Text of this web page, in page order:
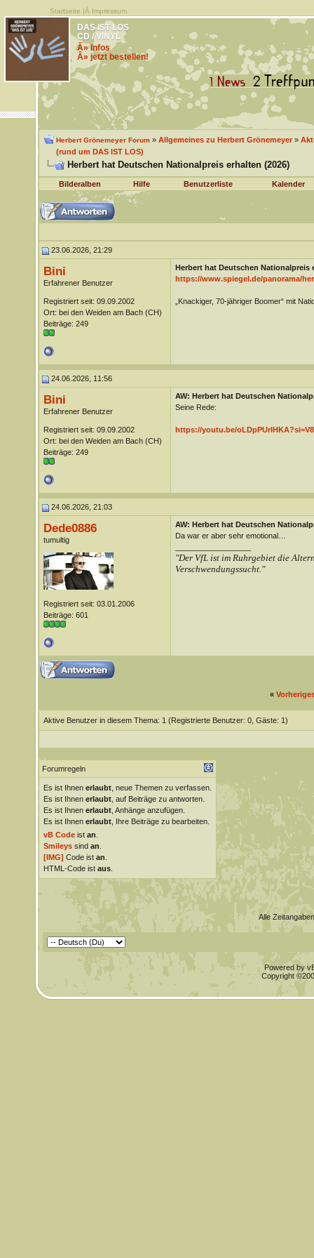
Startseite |Â Impressum
DAS IST LOS
CD / VINYL
Â» Infos
Â» jetzt bestellen!
Herbert Grönemeyer Forum» Allgemeines zu Herbert Grönemeyer»
(rund um DAS IST LOS)
Herbert hat Deutschen Nationalpreis erhalten (2026)
Bilderalben Hilfe Benutzerliste Kalender
23.06.2026, 21:29
Bini
Erfahrener Benutzer
Registriert seit: 09.09.2002
Ort: bei den Weiden am Bach (CH)
Beiträge: 249
Herbert hat Deutschen Nationalpreis
https://www.spiegel.de/panorama/
„Knackiger, 70-jähriger Boomer“ mit
24.06.2026, 11:56
Bini
Erfahrener Benutzer
Registriert seit: 09.09.2002
Ort: bei den Weiden am Bach (CH)
Beiträge: 249
AW: Herbert hat Deutschen
Seine Rede:
https://youtu.be/
24.06.2026, 21:03
Dede0886
tumultig
Registriert seit: 03.01.2006
Beiträge: 601
AW: Herbert hat Deutschen
Da war er aber sehr emotional…
"Der VfL ist im Ruhrgebiet die
Verschwendungssucht."
«
Aktive Benutzer in diesem Thema: 1 (Registrierte Benutzer: 0, Gäste: 1)
Forumregeln
Es ist Ihnen erlaubt, neue Themen zu verfassen.
Es ist Ihnen erlaubt, auf Beiträge zu antworten.
Es ist Ihnen erlaubt, Anhänge anzufügen.
Es ist Ihnen erlaubt, Ihre Beiträge zu bearbeiten.
vB Codeist an
Smileyssind an
[IMG] Code ist an
HTML-Code ist aus.
Alle
Powered by
Copyright